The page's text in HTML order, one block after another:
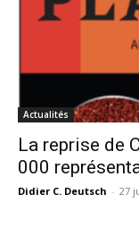
Actualités
La reprise de
000
Didier C. Deutsch - 27